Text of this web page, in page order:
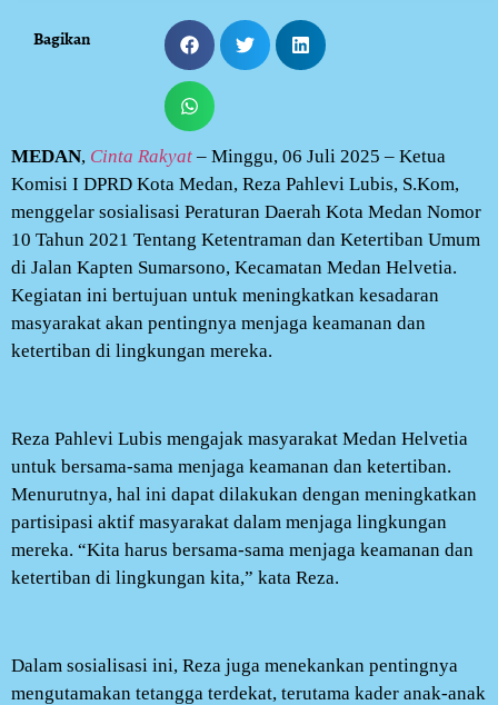
Bagikan
MEDAN, Cinta Rakyat – Minggu, 06 Juli 2025 – Ketua
Komisi I DPRD Kota Medan, Reza Pahlevi Lubis, S.Kom,
menggelar sosialisasi Peraturan Daerah Kota Medan Nomor
10 Tahun 2021 Tentang Ketentraman dan Ketertiban Umum
di Jalan Kapten Sumarsono, Kecamatan Medan Helvetia.
Kegiatan ini bertujuan untuk meningkatkan kesadaran
masyarakat akan pentingnya menjaga keamanan dan
ketertiban di lingkungan mereka.
Reza Pahlevi Lubis mengajak masyarakat Medan Helvetia
untuk bersama-sama menjaga keamanan dan ketertiban.
Menurutnya, hal ini dapat dilakukan dengan meningkatkan
partisipasi aktif masyarakat dalam menjaga lingkungan
mereka. “Kita harus bersama-sama menjaga keamanan dan
ketertiban di lingkungan kita,” kata Reza.
Dalam sosialisasi ini, Reza juga menekankan pentingnya
mengutamakan tetangga terdekat, terutama kader anak-anak